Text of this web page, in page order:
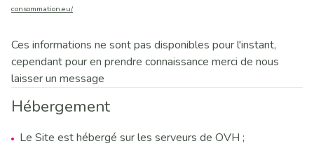
consommation.eu/
Ces informations ne sont pas disponibles pour l'instant,
cependant pour en prendre connaissance merci de nous
laisser un message
Hébergement
Le Site est hébergé sur les serveurs de OVH ;